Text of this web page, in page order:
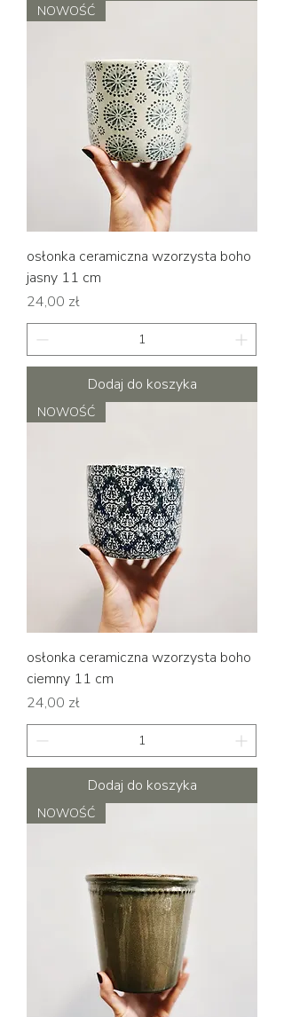
NOWOŚĆ
osłonka ceramiczna wzorzysta boho
jasny 11 cm
Cena
24,00 zł
Dodaj do koszyka
NOWOŚĆ
osłonka ceramiczna wzorzysta boho
ciemny 11 cm
Cena
24,00 zł
Dodaj do koszyka
NOWOŚĆ